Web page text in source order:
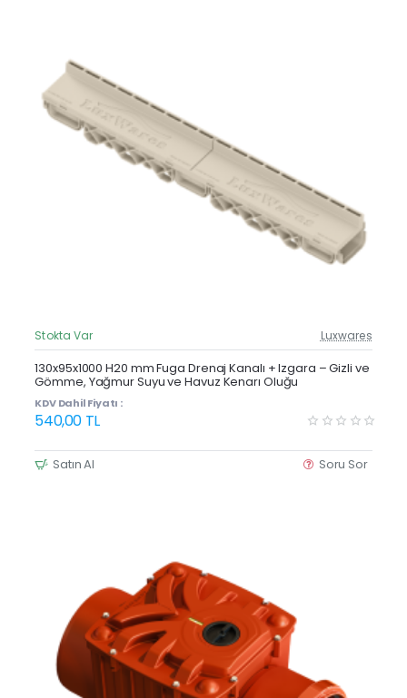
Güncel Fiyat
Yeni Ürün
Stokta Var Luxwares
130x95x1000 H20 mm Fuga Drenaj Kanalı + Izgara – Gizli ve
Gömme, Yağmur Suyu ve Havuz Kenarı Oluğu
KDV Dahil Fiyatı :
540,00 TL
Satın Al Soru Sor